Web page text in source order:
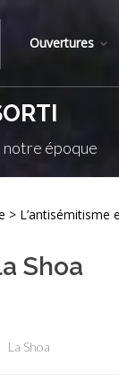
Ouvertures
époque
> L’antisémitisme
Shoa
La Shoa